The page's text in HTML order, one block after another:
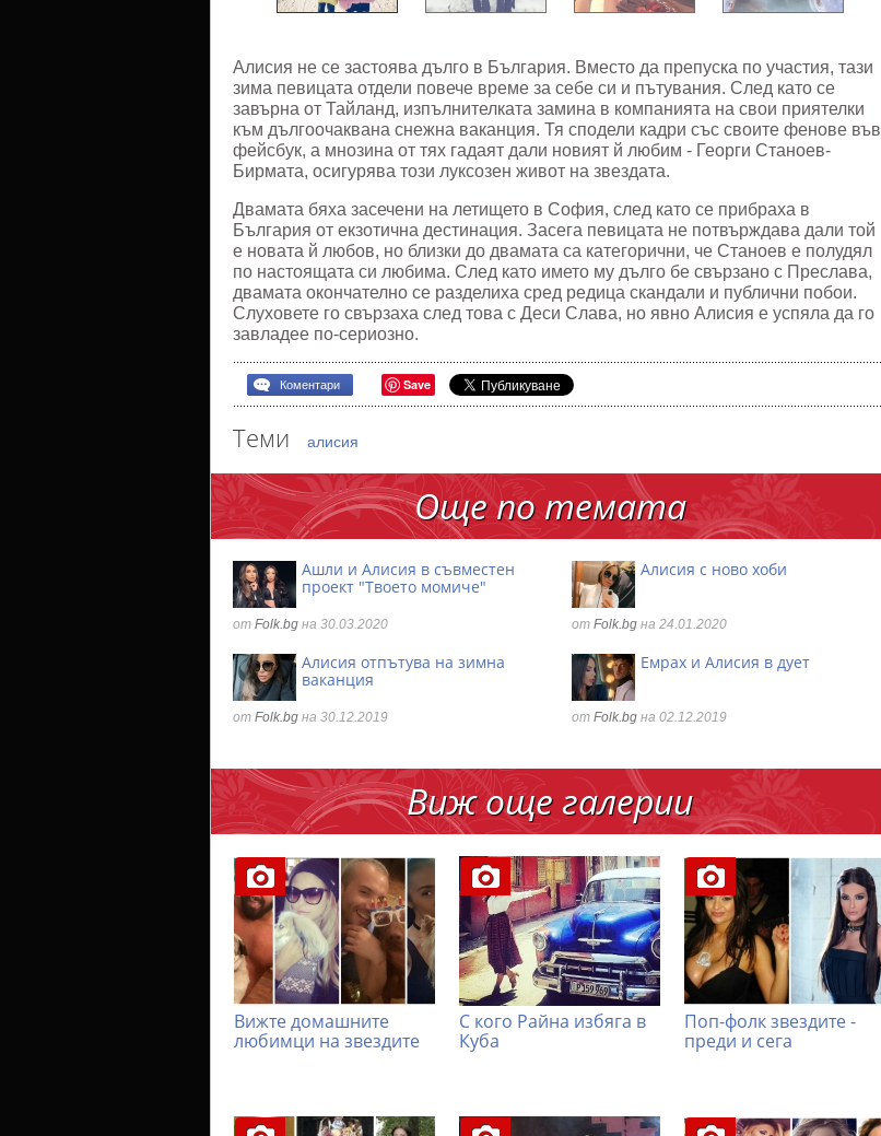
Алисия не се застоява дълго в България. Вместо да препуска по участия, тази
зима певицата отдели повече време за себе си и пътувания. След като се
завърна от Тайланд, изпълнителката замина в компанията на свои приятелки
към дългоочаквана снежна ваканция. Тя сподели кадри със своите фенове във
фейсбук, а мнозина от тях гадаят дали новият й любим - Георги Станоев-
Бирмата, осигурява този луксозен живот на звездата.
Двамата бяха засечени на летището в София, след като се прибраха в
България от екзотична дестинация. Засега певицата не потвърждава дали той
е новата й любов, но близки до двамата са категорични, че Станоев е полудял
по настоящата си любима. След като името му дълго бе свързано с Преслава,
двамата окончателно се разделиха сред редица скандали и публични побои.
Слуховете го свързаха след това с Деси Слава, но явно Алисия е успяла да го
завладее по-сериозно.
Коментари Save
Теми алисия
Още по темата
Ашли и Алисия в съвместен
проект "Твоето момиче"
от Folk.bg на 30.03.2020
Алисия с ново хоби
от Folk.bg на 24.01.2020
Алисия отпътува на зимна
ваканция
от Folk.bg на 30.12.2019
Емрах и Алисия в дует
от Folk.bg на 02.12.2019
Виж още галерии
Вижте домашните
любимци на звездите
С кого Райна избяга в
Куба
Поп-фолк звездите -
преди и сега